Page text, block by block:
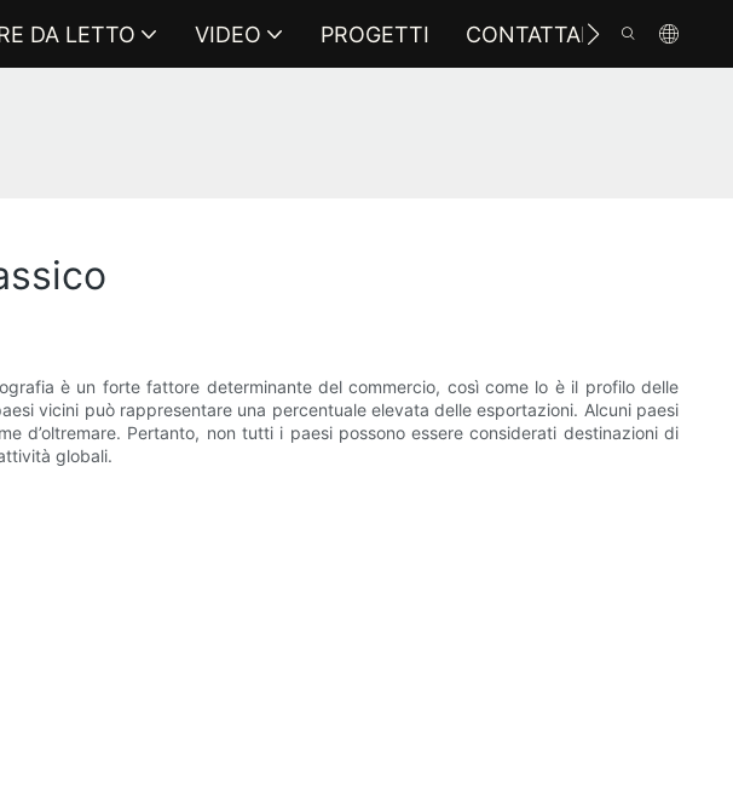
DA LETTO VIDEO PROGETTI CONTATTARCI
è un forte fattore determinante del commercio, così come lo è il profilo delle
vicini può rappresentare una percentuale elevata delle esportazioni. Alcuni paesi
d’oltremare. Pertanto, non tutti i paesi possono essere considerati destinazioni di
globali.